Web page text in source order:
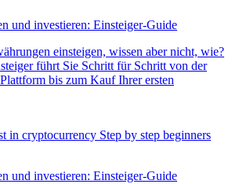
und investieren: Einsteiger-Guide
einsteigen, wissen aber nicht, wie?
führt Sie Schritt für Schritt von der
bis zum Kauf Ihrer ersten
und investieren: Einsteiger-Guide